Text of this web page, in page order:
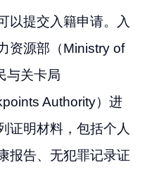
以提交入籍申请。入
资源部（Ministry of
与关卡局
Authority）进
证明材料，包括个人
报告、无犯罪记录证